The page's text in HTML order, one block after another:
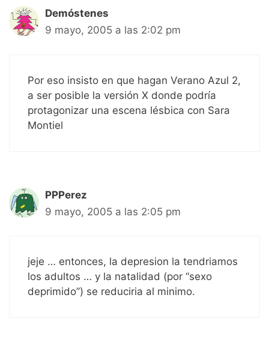
Demóstenes
9 mayo, 2005 a las 2:02 pm
Por eso insisto en que hagan Verano Azul 2,
a ser posible la versión X donde podría
protagonizar una escena lésbica con Sara
Montiel
PPPerez
9 mayo, 2005 a las 2:05 pm
jeje … entonces, la depresion la tendriamos
los adultos … y la natalidad (por “sexo
deprimido”) se reduciria al minimo.